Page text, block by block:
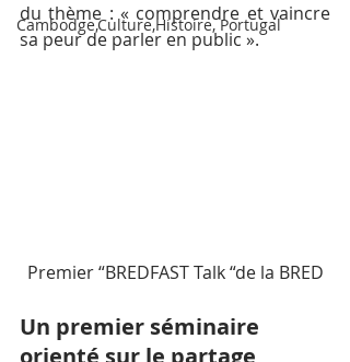
Cambodge,Culture,Histoire, Portugal
du thème : « comprendre et vaincre
sa peur de parler en public ».
Premier “BREDFAST Talk “de la BRED
Un premier séminaire